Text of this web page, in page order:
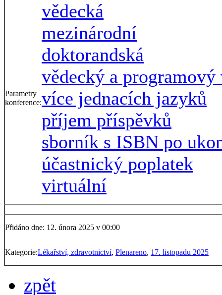
Parametry
konference:
vědecká
mezinárodní
doktorandská
vědecký a programový
více jednacích jazyků
příjem příspěvků
sborník s ISBN po
účastnický poplatek
virtuální
Přidáno dne: 12. února 2025 v 00:00
Kategorie:Lékařství, zdravotnictví, Plenareno, 17. listopadu 2025
zpět